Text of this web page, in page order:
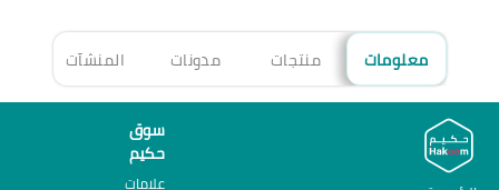
معلومات منتجات مدونات المنشآت
سوق
حكيم
علامات